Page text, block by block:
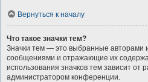
Вернуться к началу
Что такое значки тем?
Значки тем — это выбранные авторами
сообщениями и отражающие их
использования значков тем зависит от
администратором конференции.